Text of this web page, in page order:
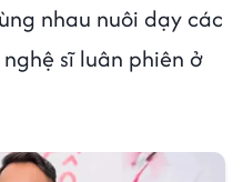
nhau nuôi dạy các
sĩ luân phiên ở